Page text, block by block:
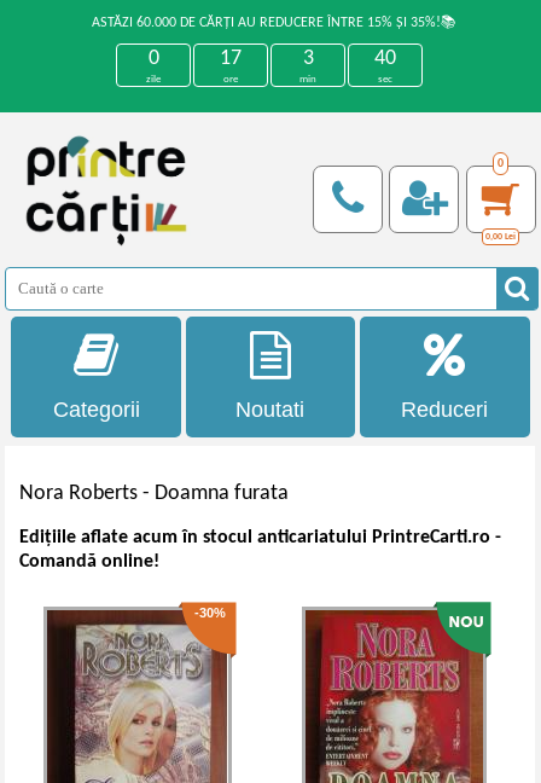
ASTĂZI 60.000 DE CĂRȚI AU REDUCERE ÎNTRE 15% ȘI 35%!📚
0
zile
17
ore
3
min
39
sec
0
0,00 Lei
Categorii Noutati Reduceri
Nora Roberts - Doamna furata
Edițiile aflate acum în stocul anticariatului PrintreCarti.ro -
Comandă online!
-30%